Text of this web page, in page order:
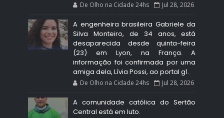
De Olho na Cidade 24hs Jul 28, 2026
A engenheira brasileira Gabriele da
Silva Monteiro, de 34 anos, está
desaparecida desde quinta-feira
(23) em Lyon, na França. A
informação foi confirmada por uma
amiga dela, Lívia Possi, ao portal g1.
De Olho na Cidade 24hs Jul 28, 2026
A comunidade católica do Sertão
Central está em luto.